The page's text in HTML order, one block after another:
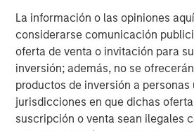
La información o las opiniones
considerarse comunicación
oferta de venta o invitación para
inversión; además, no se
productos de inversión a personas
jurisdicciones en que dichas
suscripción o venta sean ilegales
growth outlooks.
Emerging Market Debt
Inflows
Emerging markets gained as the
banks eased policy. Argentina and
political risks, but strong